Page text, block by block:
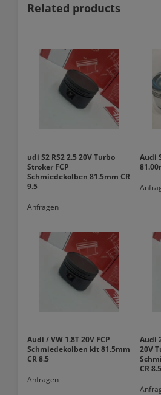
Related products
udi S2 RS2 2.5 20V Turbo
Stroker FCP
Schmiedekolben 81.5mm CR
9.5
Anfragen
Audi
Audi / VW 1.8T 20V FCP
Schmiedekolben kit 81.5mm
CR 8.5
Anfragen
Audi
20V
CR 8.5